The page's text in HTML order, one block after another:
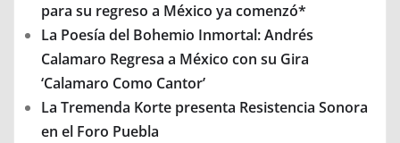
para su regreso a México ya comenzó*
La Poesía del Bohemio Inmortal: Andrés
Calamaro Regresa a México con su Gira
‘Calamaro Como Cantor’
La Tremenda Korte presenta Resistencia Sonora
en el Foro Puebla